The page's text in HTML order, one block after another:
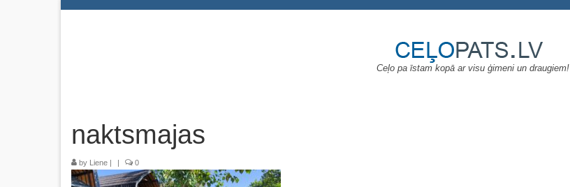
Ceļo pa īstam kopā ar visu ģimeni un draugiem!
naktsmajas
by Liene | | 0